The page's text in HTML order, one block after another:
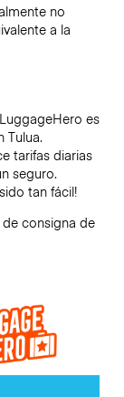
no
a la
es
Tulua.
tarifas diarias
seguro.
tan fácil!
consigna de